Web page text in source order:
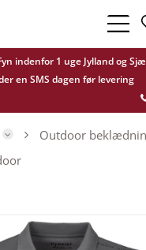
indenfor 1 uge Jylland og
en SMS dagen før levering
Outdoor